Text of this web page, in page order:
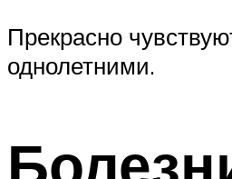
Прекрасно
однолетними.